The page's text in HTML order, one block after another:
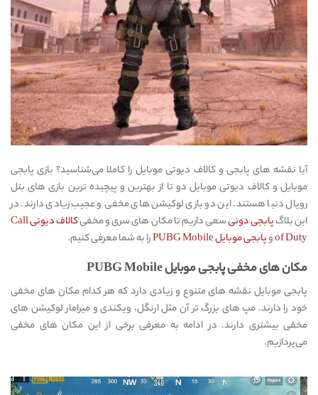
آیا نقشه های پابجی و کالاف دیوتی موبایل را کاملا می‌شناسید؟ بازی پابجی
موبایل و کالاف دیوتی موبایل دو تا از بهترین و پیچیده ترین بازی های بتل
رویال دنیا هستند. این دو بازی لوکیشن های مخفی و عجیب زیادی دارند. در
این بلاگپابجی دونیسعی داریم تا مکان های سری و مخفی
کالاف دیوتی Call
of Dutyوپابجی موبایل PUBG Mobile را به شما معرفی کنیم.
مکان های مخفی پابجی موبایل PUBG Mobile
پابجی موبایل نقشه های متنوع و زیادی دارد که هر کدام مکان های مخفی
خود را دارند. مپ های بزرگ تر آن مثل ارنگل، ویکندی و میرامار لوکیشن های
مخفی بیشتری دارند. در ادامه به معرفی برخی از این مکان های مخفی
می‌پردازیم.